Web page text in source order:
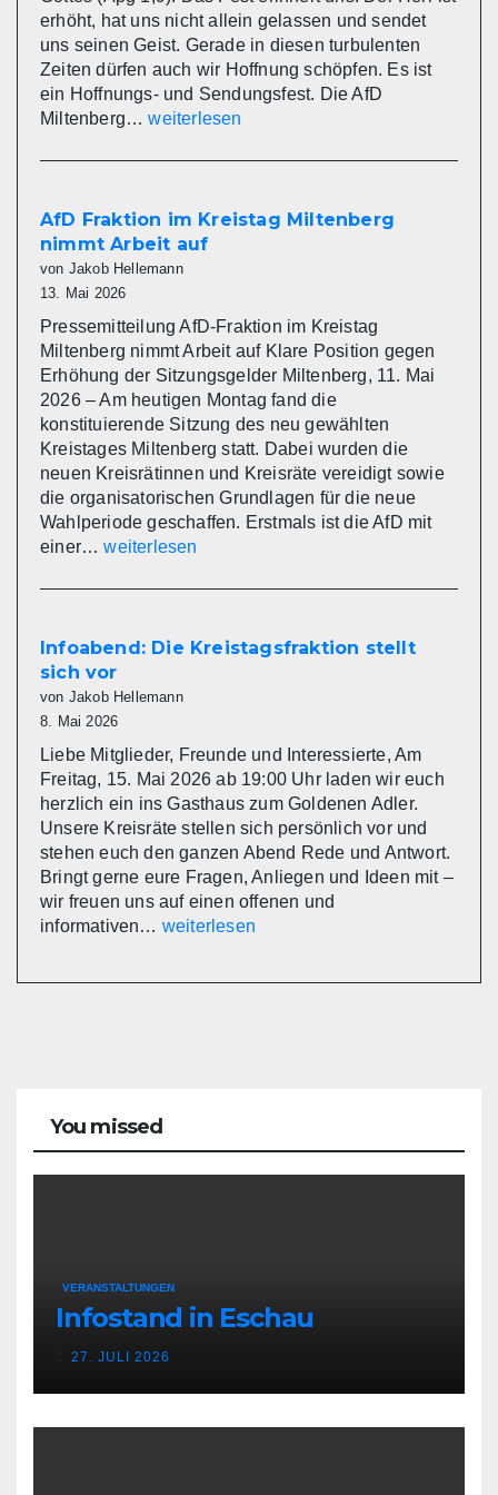
erhöht, hat uns nicht allein gelassen und sendet
uns seinen Geist. Gerade in diesen turbulenten
Zeiten dürfen auch wir Hoffnung schöpfen. Es ist
ein Hoffnungs- und Sendungsfest. Die AfD
Miltenberg…Die
Miltenberg
eine
gesegnete
Christi
weiterlesen
AfD Fraktion im Kreistag Miltenberg
nimmt Arbeit auf
von Jakob Hellemann
13. Mai 2026
Pressemitteilung AfD-Fraktion im Kreistag
Miltenberg nimmt Arbeit auf Klare Position gegen
Erhöhung der Sitzungsgelder Miltenberg, 11. Mai
2026 – Am heutigen Montag fand die
konstituierende Sitzung des neu gewählten
Kreistages Miltenberg statt. Dabei wurden die
neuen Kreisrätinnen und Kreisräte vereidigt sowie
die organisatorischen Grundlagen für die neue
Wahlperiode geschaffen. Erstmals ist die AfD mit
einer…AfD
im
Miltenberg
nimmt
Arbeit
auf
weiterlesen
Infoabend: Die Kreistagsfraktion stellt
sich vor
von Jakob Hellemann
8. Mai 2026
Liebe Mitglieder, Freunde und Interessierte, Am
Freitag, 15. Mai 2026 ab 19:00 Uhr laden wir euch
herzlich ein ins Gasthaus zum Goldenen Adler.
Unsere Kreisräte stellen sich persönlich vor und
stehen euch den ganzen Abend Rede und Antwort.
Bringt gerne eure Fragen, Anliegen und Ideen mit –
wir freuen uns auf einen offenen und
informativen… Infoabend:
weiterlesen
You missed
VERANSTALTUNGEN
Infostand in Eschau
27. JULI 2026